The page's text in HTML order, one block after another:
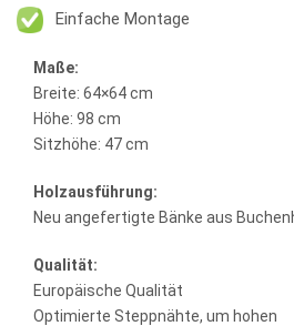
Einfache Montage
Maße:
Breite: 64×64 cm
Höhe: 98 cm
Sitzhöhe: 47 cm
Holzausführung:
Neu angefertigte Bänke aus
Qualität:
Europäische Qualität
Optimierte Steppnähte, um hohen